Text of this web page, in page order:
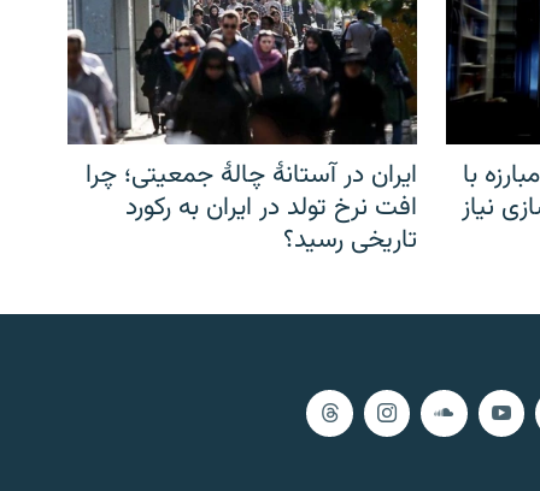
با
نیاز
ایران در آستانهٔ چالهٔ جمعیتی؛ چرا
افت نرخ تولد در ایران به رکورد
تاریخی رسید؟